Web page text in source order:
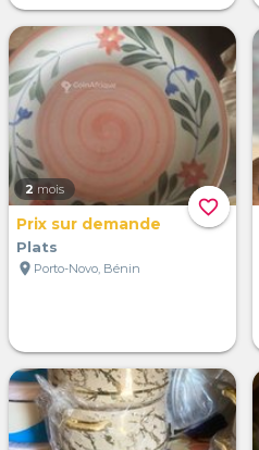
favorite_border
2 mois
Prix sur demande
Plats
location_on Porto-Novo, Bénin